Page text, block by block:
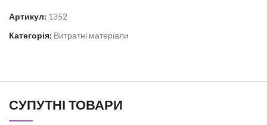
Артикул: 1352
Категорія: Витратні матеріали
СУПУТНІ ТОВАРИ